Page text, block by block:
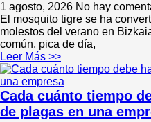
1 agosto, 2026 No hay
El mosquito tigre se ha
molestos del verano en
común, pica de día,
Leer Más >>
Cada cuánto tiempo
de plagas en una